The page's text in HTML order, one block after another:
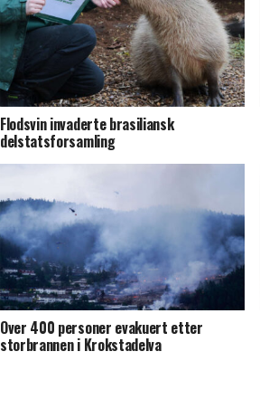
Flodsvin invaderte brasiliansk
delstatsforsamling
Over 400 personer evakuert etter
storbrannen i Krokstadelva